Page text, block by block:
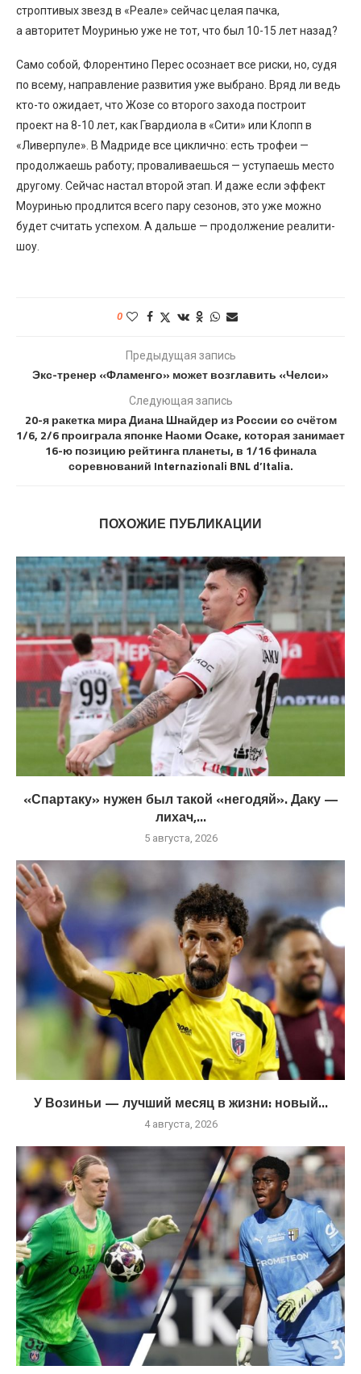
строптивых звезд в «Реале» сейчас целая пачка,
а авторитет Моуринью уже не тот, что был 10-15 лет назад?
Само собой, Флорентино Перес осознает все риски, но, судя
по всему, направление развития уже выбрано. Вряд ли ведь
кто-то ожидает, что Жозе со второго захода построит
проект на 8-10 лет, как Гвардиола в «Сити» или Клопп в
«Ливерпуле». В Мадриде все циклично: есть трофеи —
продолжаешь работу; проваливаешься — уступаешь место
другому. Сейчас настал второй этап. И даже если эффект
Моуринью продлится всего пару сезонов, это уже можно
будет считать успехом. А дальше — продолжение реалити-
шоу.
0
Предыдущая запись
Экс-тренер «Фламенго» может возглавить «Челси»
Следующая запись
20-я ракетка мира Диана Шнайдер из России со счётом
1/6, 2/6 проиграла японке Наоми Осаке, которая занимает
16-ю позицию рейтинга планеты, в 1/16 финала
соревнований Internazionali BNL d’Italia.
ПОХОЖИЕ ПУБЛИКАЦИИ
«Спартаку» нужен был такой «негодяй». Даку —
лихач,...
5 августа, 2026
У Возиньи — лучший месяц в жизни: новый...
4 августа, 2026